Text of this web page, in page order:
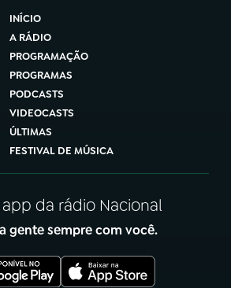
INÍCIO
A RÁDIO
PROGRAMAÇÃO
PROGRAMAS
PODCASTS
VIDEOCASTS
ÚLTIMAS
FESTIVAL DE MÚSICA
app da rádio Nacional
gente sempre com você.